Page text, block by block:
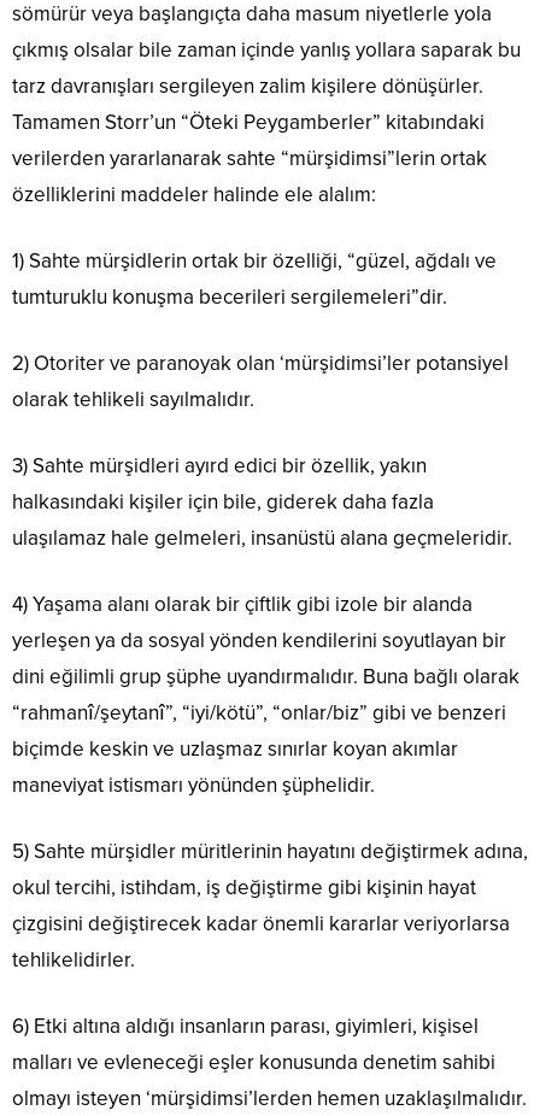
sömürür veya başlangıçta daha masum niyetlerle yola
çıkmış olsalar bile zaman içinde yanlış yollara saparak bu
tarz davranışları sergileyen zalim kişilere dönüşürler.
Tamamen Storr’un “Öteki Peygamberler” kitabındaki
verilerden yararlanarak sahte “mürşidimsi”lerin ortak
özelliklerini maddeler halinde ele alalım:
1) Sahte mürşidlerin ortak bir özelliği, “güzel, ağdalı ve
tumturuklu konuşma becerileri sergilemeleri”dir.
2) Otoriter ve paranoyak olan ‘mürşidimsi’ler potansiyel
olarak tehlikeli sayılmalıdır.
3) Sahte mürşidleri ayırd edici bir özellik, yakın
halkasındaki kişiler için bile, giderek daha fazla
ulaşılamaz hale gelmeleri, insanüstü alana geçmeleridir.
4) Yaşama alanı olarak bir çiftlik gibi izole bir alanda
yerleşen ya da sosyal yönden kendilerini soyutlayan bir
dini eğilimli grup şüphe uyandırmalıdır. Buna bağlı olarak
“rahmanî/şeytanî”, “iyi/kötü”, “onlar/biz” gibi ve benzeri
biçimde keskin ve uzlaşmaz sınırlar koyan akımlar
maneviyat istismarı yönünden şüphelidir.
5) Sahte mürşidler müritlerinin hayatını değiştirmek adına,
okul tercihi, istihdam, iş değiştirme gibi kişinin hayat
çizgisini değiştirecek kadar önemli kararlar veriyorlarsa
tehlikelidirler.
6) Etki altına aldığı insanların parası, giyimleri, kişisel
malları ve evleneceği eşler konusunda denetim sahibi
olmayı isteyen ‘mürşidimsi’lerden hemen uzaklaşılmalıdır.